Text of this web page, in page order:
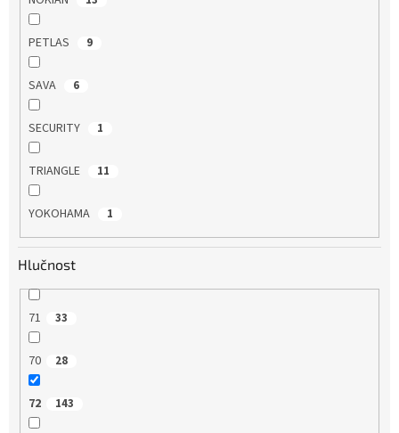
PETLAS 9
SAVA 6
SECURITY 1
TRIANGLE 11
YOKOHAMA 1
Hlučnost
71 33
70 28
72 143